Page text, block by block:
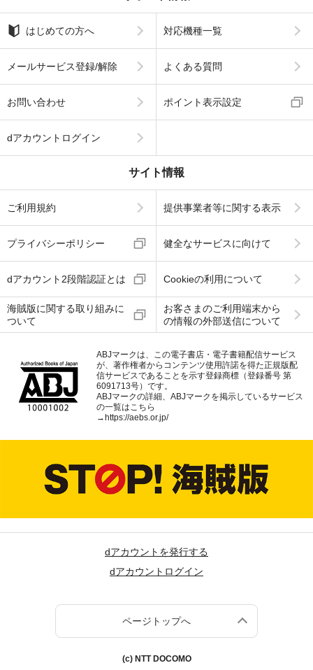
はじめての方へ 対応機種一覧
メールサービス登録/解除 よくある質問
お問い合わせ ポイント表示設定
dアカウントログイン
サイト情報
ご利用規約 提供事業者等に関する表示
プライバシーポリシー 健全なサービスに向けて
dアカウント2段階認証とは Cookieの利用について
海賊版に関する取り組みに
ついて
お客さまのご利用端末から
の情報の外部送信について
ABJマークは、この電子書店・電子書籍配信サービス
が、著作権者からコンテンツ使用許諾を得た正規版配
信サービスであることを示す登録商標（登録番号 第
6091713号）です。
ABJマークの詳細、ABJマークを掲示しているサービス
の一覧はこちら
→https://aebs.or.jp/
dアカウントを発行する
dアカウントログイン
ページトップへ
(c) NTT DOCOMO